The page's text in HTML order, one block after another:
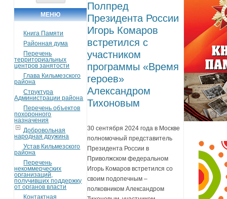
МЕНЮ
Книга Памяти
Районная дума
Перечень
территориальных
центров занятости
Глава Кильмезского
района
Структура
Администрации района
Перечень объектов
похоронного
назначения
Добровольная
народная дружина
Устав Кильмезского
района
Перечень
некоммерческих
организаций,
получивших поддержку
от органов власти
Контактная
Полпред
Президента России
Игорь Комаров
встретился с
участником
программы «Время
героев»
Александром
Тихоновым
30 сентября 2024 года в Москве
полномочный представитель
Президента России в
Приволжском федеральном
Игорь Комаров встретился со
своим подопечным –
полковником Александром